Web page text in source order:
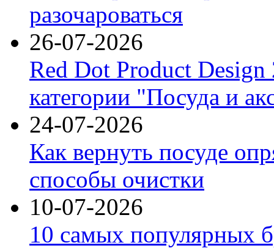
разочароваться
26-07-2026
Red Dot Product Design
категории "Посуда и
24-07-2026
Как вернуть посуде
способы очистки
10-07-2026
10 самых популярных